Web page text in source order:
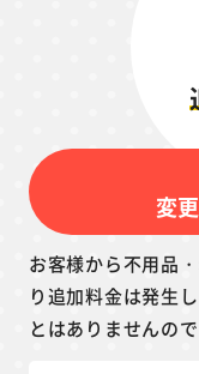
変
お客様から不用品
り追加料金は発生
とはありませんので